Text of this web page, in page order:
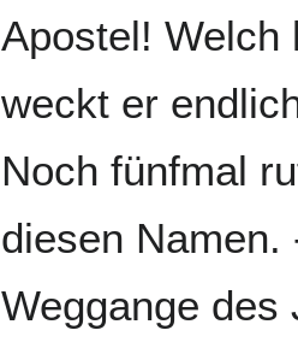
Apostel! Welch
weckt er
Noch fünfmal
diesen Namen.
Weggange des